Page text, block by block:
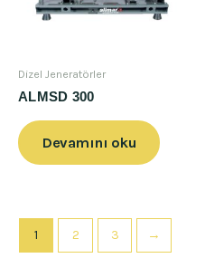
Dizel Jeneratörler
ALMSD 300
Devamını oku
1 2 3 →